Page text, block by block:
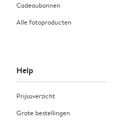
Cadeaubonnen
Alle fotoproducten
Help
Prijsoverzicht
Grote bestellingen